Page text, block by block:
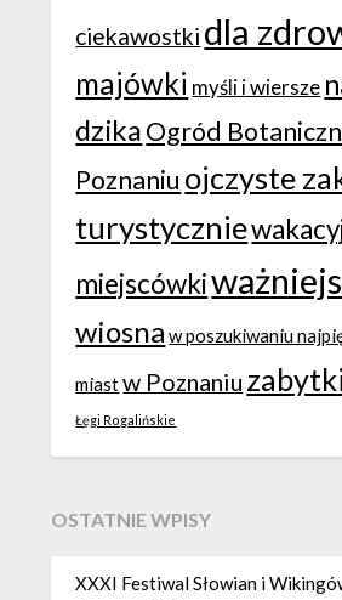
ciekawostki dla
majówki myśli i wiersze
dzikaOgród
Poznaniu ojczyste
turystycznie
miejscówki
wiosna w poszukiwaniu
miastw Poznaniu zabytki
Łęgi Rogalińskie
OSTATNIE WPISY
XXXI Festiwal Słowian i